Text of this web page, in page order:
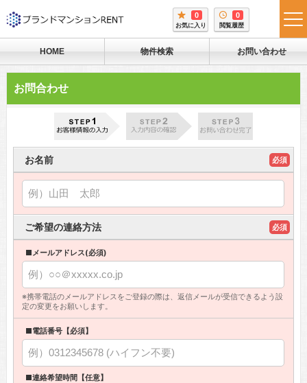
0
お気に入り
0
閲覧履歴
HOME 物件検索 お問い合わせ
お問合わせ
お名前 必須
ご希望の連絡方法 必須
■メールアドレス(必須)
※携帯電話のメールアドレスをご登録の際は、返信メールが受信できるよう設
定の変更をお願いします。
■電話番号【必須】
■連絡希望時間【任意】